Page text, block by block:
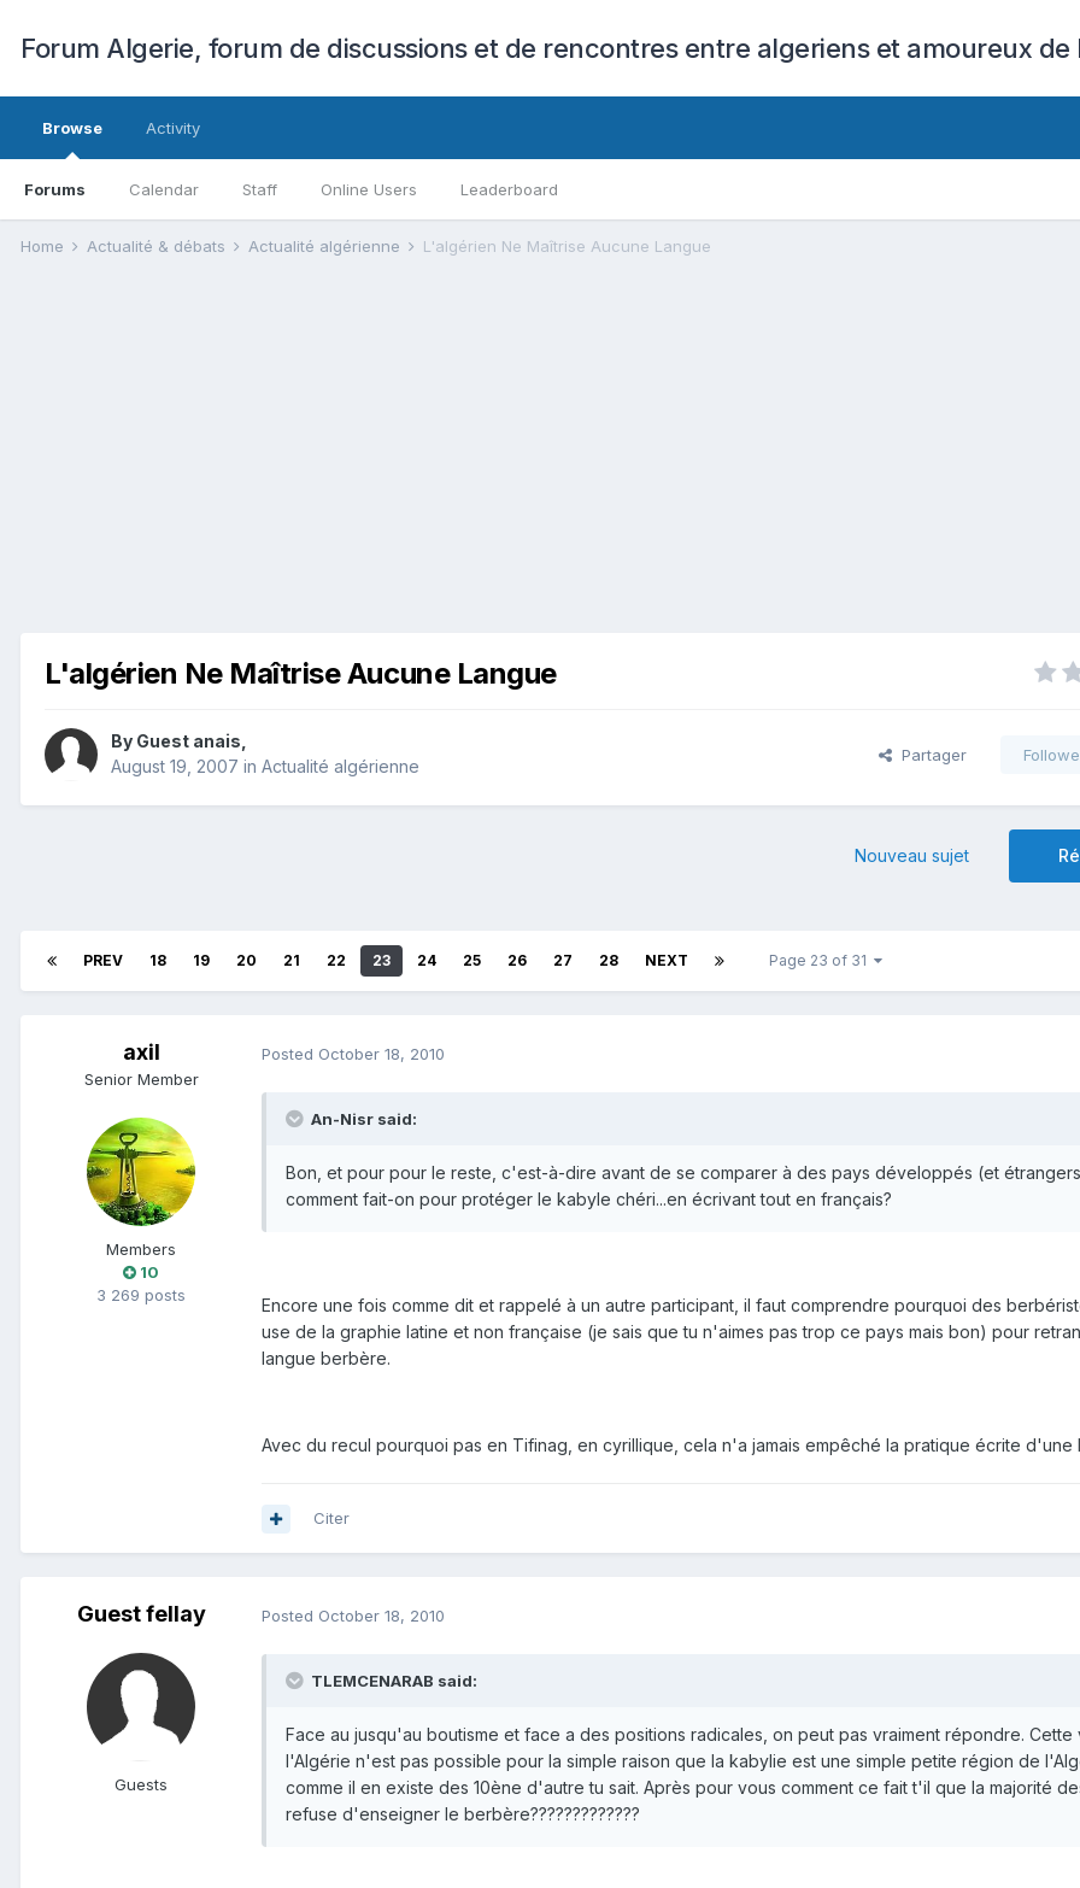
Forum Algerie, forum de discussions et de rencontres entre algeriens et amoureux de
Browse
Forums Calendar Staff Online Users Leaderboard
Activity
Home Actualité & débats Actualité algérienne L'algérien Ne Maîtrise Aucune Langue
L'algérien Ne Maîtrise Aucune Langue
By Guest anais,
August 19, 2007 in Actualité algérienne
Partager
Nouveau sujet
PREV 18 19 20 21 22 23 24 25 26 27 28 NEXT Page 23 of 31
axil
Senior Member
Members
10
3 269 posts
Posted October 18, 2010
An-Nisr said:
Bon, et pour pour le reste, c'est-à-dire avant de se comparer à des pays développés (et
comment fait-on pour protéger le kabyle chéri...en écrivant tout en français?
Encore une fois comme dit et rappelé à un autre participant, il faut comprendre pourquoi des
use de la graphie latine et non française (je sais que tu n'aimes pas trop ce pays mais bon) pour
langue berbère.
Avec du recul pourquoi pas en Tifinag, en cyrillique, cela n'a jamais empêché la pratique écrite d'une
Citer
Guest fellay
Guests
Posted October 18, 2010
TLEMCENARAB said:
Face au jusqu'au boutisme et face a des positions radicales, on peut pas vraiment répondre. Cette
l'Algérie n'est pas possible pour la simple raison que la kabylie est une simple petite région de
comme il en existe des 10ène d'autre tu sait. Après pour vous comment ce fait t'il que la majorité
refuse d'enseigner le berbère?????????????